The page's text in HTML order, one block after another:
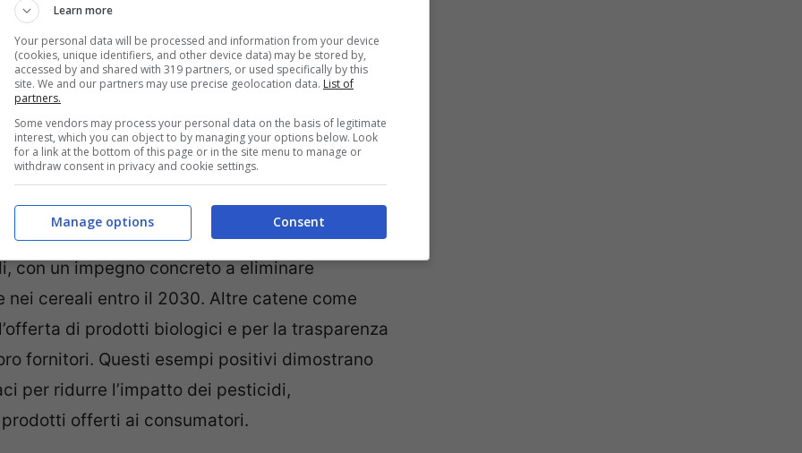
mette in dubbio la credibilità delle politiche
solleva anche preoccupazioni sulle possibili
e sull’ecosistema.
tra virtuosi e ritardatari
di Foodwatch, emerge cheMigrossi posiziona
con un impegno concreto a eliminare
nei cereali entro il 2030. Altre catene come
di prodotti biologici e per la trasparenza
fornitori. Questi esempi positivi dimostrano
per ridurre l’impatto dei pesticidi,
offerti ai consumatori.
Learn more
Your personal data will be processed and information from your device
(cookies, unique identifiers, and other device data) may be stored by,
accessed by and shared with 319 partners, or used specifically by this
site. We and our partners may use precise geolocation data. List of
partners.
Some vendors may process your personal data on the basis of legitimate
interest, which you can object to by managing your options below. Look
for a link at the bottom of this page or in the site menu to manage or
withdraw consent in privacy and cookie settings.
Consent
Manage options